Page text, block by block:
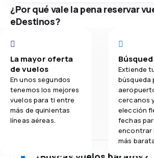
¿Por qué vale la pena reservar
eDestinos?
La mayor oferta
de vuelos
En unos segundos
tenemos los mejores
vuelos para ti entre
más de quinientas
líneas aéreas.
Extiende
búsqueda
cercanos
elección
fechas
encontrar
más